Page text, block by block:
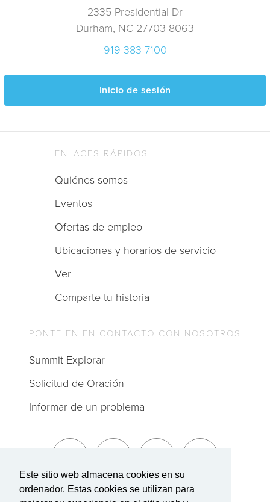
Este sitio web almacena cookies en su
ordenador. Estas cookies se utilizan para
2335 Presidential Dr
Durham, NC 27703-8063
919-383-7100
Inicio de sesión
ENLACES RÁPIDOS
Quiénes somos
Eventos
Ofertas de empleo
Ubicaciones y horarios de servicio
Ver
Comparte tu historia
PONTE EN EN CONTACTO CON NOSOTROS
Summit Explorar
Solicitud de Oración
Informar de un problema